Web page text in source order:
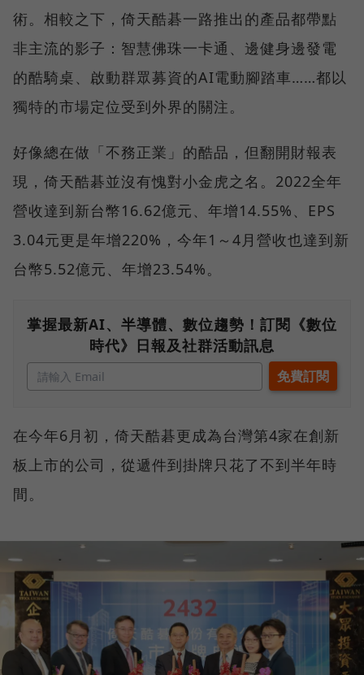
術。相較之下，倚天酷碁一路推出的產品都帶點
非主流的影子：智慧佛珠一卡通、邊健身邊發電
的酷騎桌、啟動群眾募資的AI電動腳踏車……都以
獨特的市場定位受到外界的關注。
好像總在做「不務正業」的酷品，但翻開財報表
現，倚天酷碁並沒有愧對小金虎之名。2022全年
營收達到新台幣16.62億元、年增14.55%、EPS
3.04元更是年增220%，今年1～4月營收也達到新
台幣5.52億元、年增23.54%。
掌握最新AI、半導體、數位趨勢！訂閱《數位
時代》日報及社群活動訊息
在今年6月初，倚天酷碁更成為台灣第4家在創新
板上市的公司，從遞件到掛牌只花了不到半年時
間。